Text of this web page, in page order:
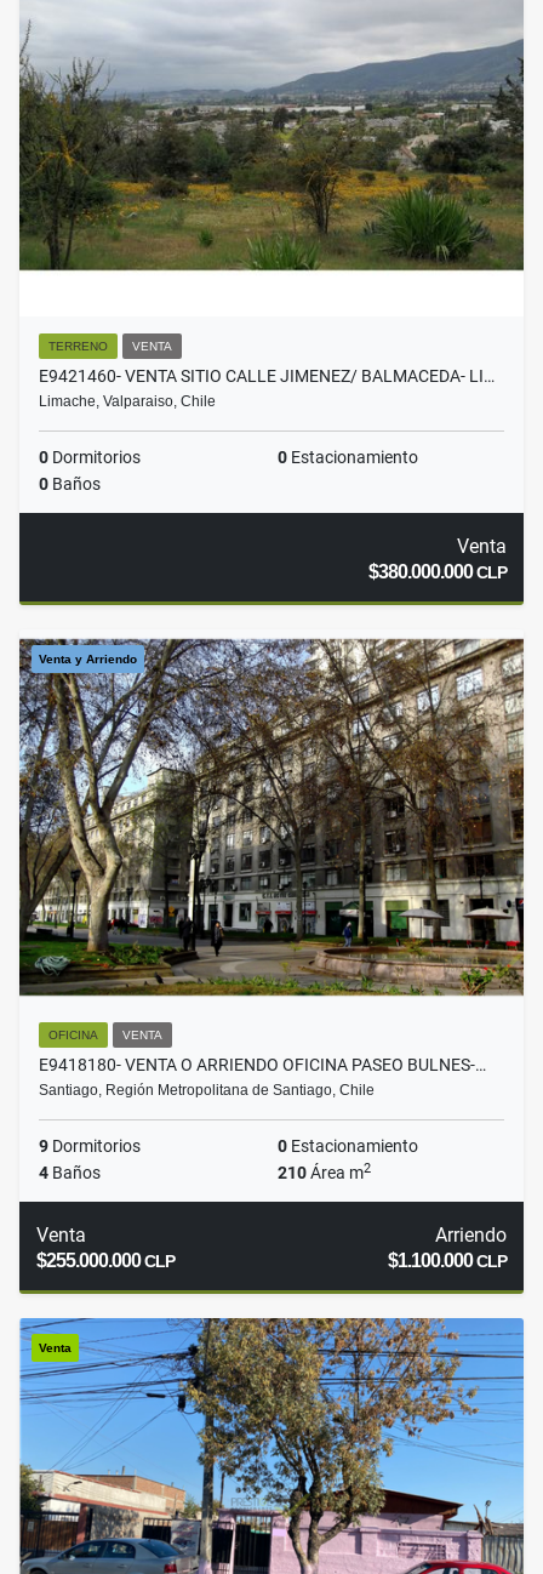
TERRENO VENTA
E9421460- VENTA SITIO CALLE JIMENEZ/ BALMACEDA- LI…
Limache, Valparaiso, Chile
0 Dormitorios 0 Estacionamiento
0 Baños
Venta
$380.000.000CLP
Venta y Arriendo
OFICINA VENTA
E9418180- VENTA O ARRIENDO OFICINA PASEO BULNES-…
Santiago, Región Metropolitana de Santiago, Chile
9 Dormitorios 0 Estacionamiento
4 Baños 210Área m2
Venta
$255.000.000CLP
Arriendo
$1.100.000CLP
Venta